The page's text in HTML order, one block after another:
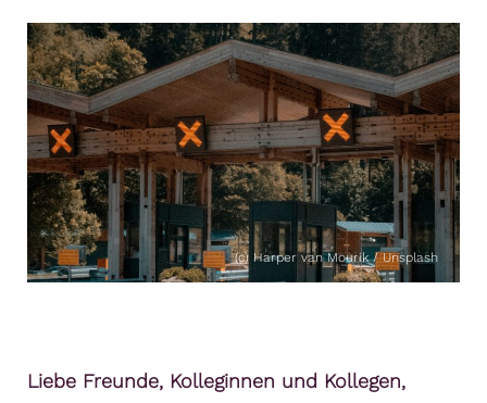
(c) Harper van Mourik / Unsplash
Liebe Freunde, Kolleginnen und Kollegen,